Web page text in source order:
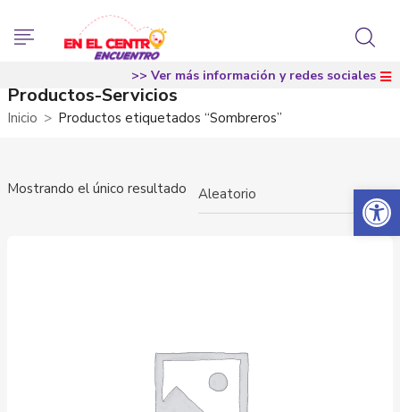
Abrir
Productos-Servicios
Inicio Productos etiquetados “Sombreros”
>> Ver más información y redes sociales
Mostrando el único resultado ×
Aleatorio